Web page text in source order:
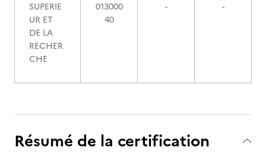
SUPERIE
UR ET
DE LA
RECHER
CHE
013000
40
- -
Résumé de la certification